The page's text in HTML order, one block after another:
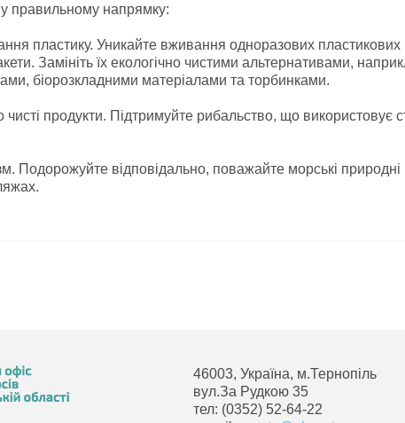
правильному напрямку:
пластику. Уникайте вживання одноразових пластикових
Замініть їх екологічно чистими альтернативами,
біорозкладними матеріалами та торбинками.
чисті продукти. Підтримуйте рибальство, що використовує
Подорожуйте відповідально, поважайте морські
46003, Україна, м.Тернопіль
вул.За Рудкою 35
тел: (0352) 52-64-22